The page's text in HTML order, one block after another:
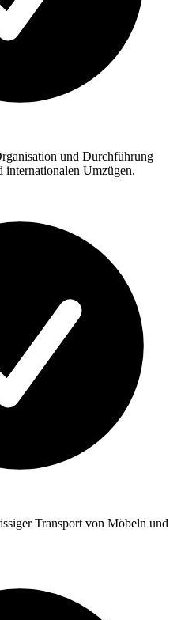
und Durchführung
internationalen Umzügen.
Transport von Möbeln und